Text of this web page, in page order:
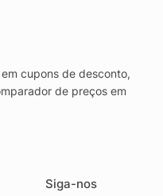
cupons de desconto,
de preços em
Siga-nos